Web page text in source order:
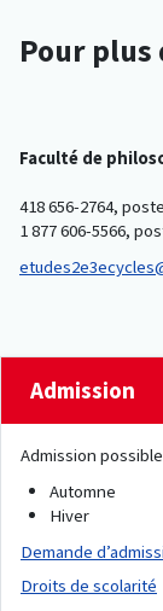
Pour
Faculté de
418 656-2764,
1 877 606-5566,
Admission
Admission
Automne
Hiver
Demande
Droits de scolarité